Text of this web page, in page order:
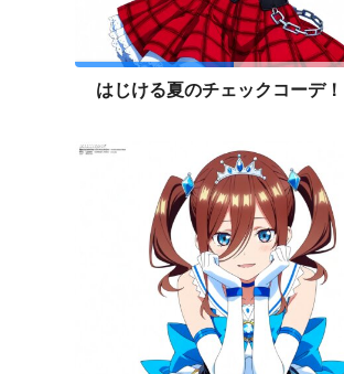
はじける夏のチェックコーデ！